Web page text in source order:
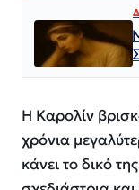
Η Καρολίν
χρόνια
κάνει το δικό